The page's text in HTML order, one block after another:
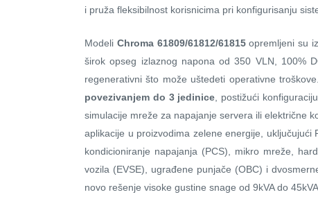
i pruža fleksibilnost korisnicima pri konfigurisanju
Modeli Chroma 61809/61812/61815opremljeni su
širok opseg izlaznog napona od 350 VLN, 100%
regenerativni što može uštedeti operativne
povezivanjem do 3 jedinice , postižući
simulacije mreže za napajanje servera ili električne
aplikacije u proizvodima zelene energije,
kondicioniranje napajanja (PCS), mikro mreže,
vozila (EVSE), ugrađene punjače (OBC) i
novo rešenje visoke gustine snage od 9kVA do 45kVA.